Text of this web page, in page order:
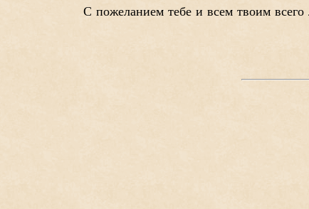
С пожеланием тебе и всем твоим всего